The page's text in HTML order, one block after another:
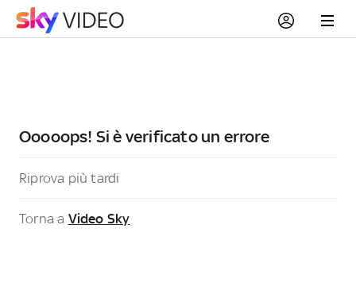
Ooooops! Si è verificato un errore
Riprova più tardi
Torna a Video Sky